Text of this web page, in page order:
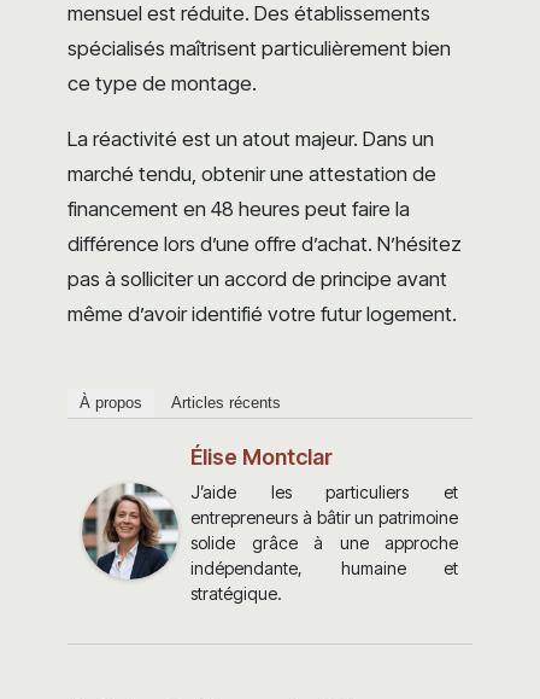
mensuel est réduite. Des établissements
spécialisés maîtrisent particulièrement bien
ce type de montage.
La réactivité est un atout majeur. Dans un
marché tendu, obtenir une attestation de
financement en 48 heures peut faire la
différence lors d’une offre d’achat. N’hésitez
pas à solliciter un accord de principe avant
même d’avoir identifié votre futur logement.
À propos Articles récents
Élise Montclar
J’aide les particuliers et
entrepreneurs à bâtir un patrimoine
solide grâce à une approche
indépendante, humaine et
stratégique.